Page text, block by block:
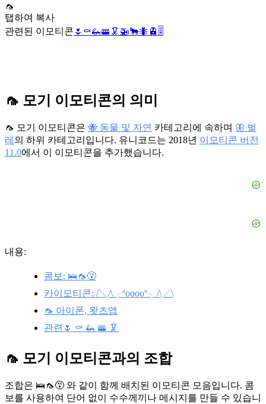
🦟
탭하여 복사
관련된 이모티콘 🌷 ⚰️🦗🚟 🦑 🚁🐂🐜 🚊 🎚️
🦟 모기 이모티콘의 의미
🦟 모기 이모티콘은 🐝 동물 및 자연 카테고리에 속하며 🦋 벌
레 의 하위 카테고리입니다. 유니코드는 2018년 이모티콘 버전
11.0에서 이 이모티콘을 추가했습니다.
내용:
콤보: 🛌🦟😵
카이모티콘: /╲/\╭ºooooº╮/\╱\
🦟 아이폰, 왓츠앱
관련🌷 ⚰️ 🦗 🚟 🦑
🦟 모기 이모티콘과의 조합
조합은 🛌🦟😵 와 같이 함께 배치된 이모티콘 모음입니다. 콤
보를 사용하여 단어 없이 수수께끼나 메시지를 만들 수 있습니